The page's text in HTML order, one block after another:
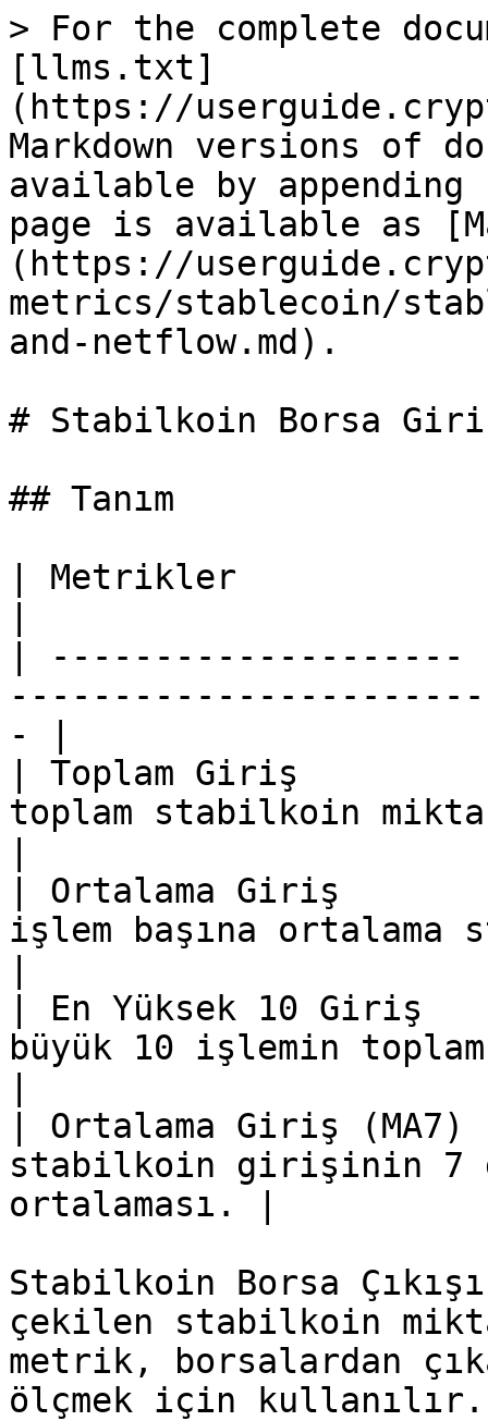
> For the complete
[llms.txt]
(https://
Markdown versions of
available by
page is available as
(https://
metrics/stablecoin/
and-netflow.md).
# Stabilkoin Borsa
## Tanım
| Metrikler            |
|
- |
| Toplam Giriş
toplam stabilkoin
| Ortalama Giriş
işlem başına
| En Yüksek 10 Giriş
büyük 10 işlemin
| Ortalama Giriş
stabilkoin girişinin 7
ortalaması. |
Stabilkoin Borsa
çekilen stabilkoin
metrik, borsalardan
ölçmek için kullanılır.